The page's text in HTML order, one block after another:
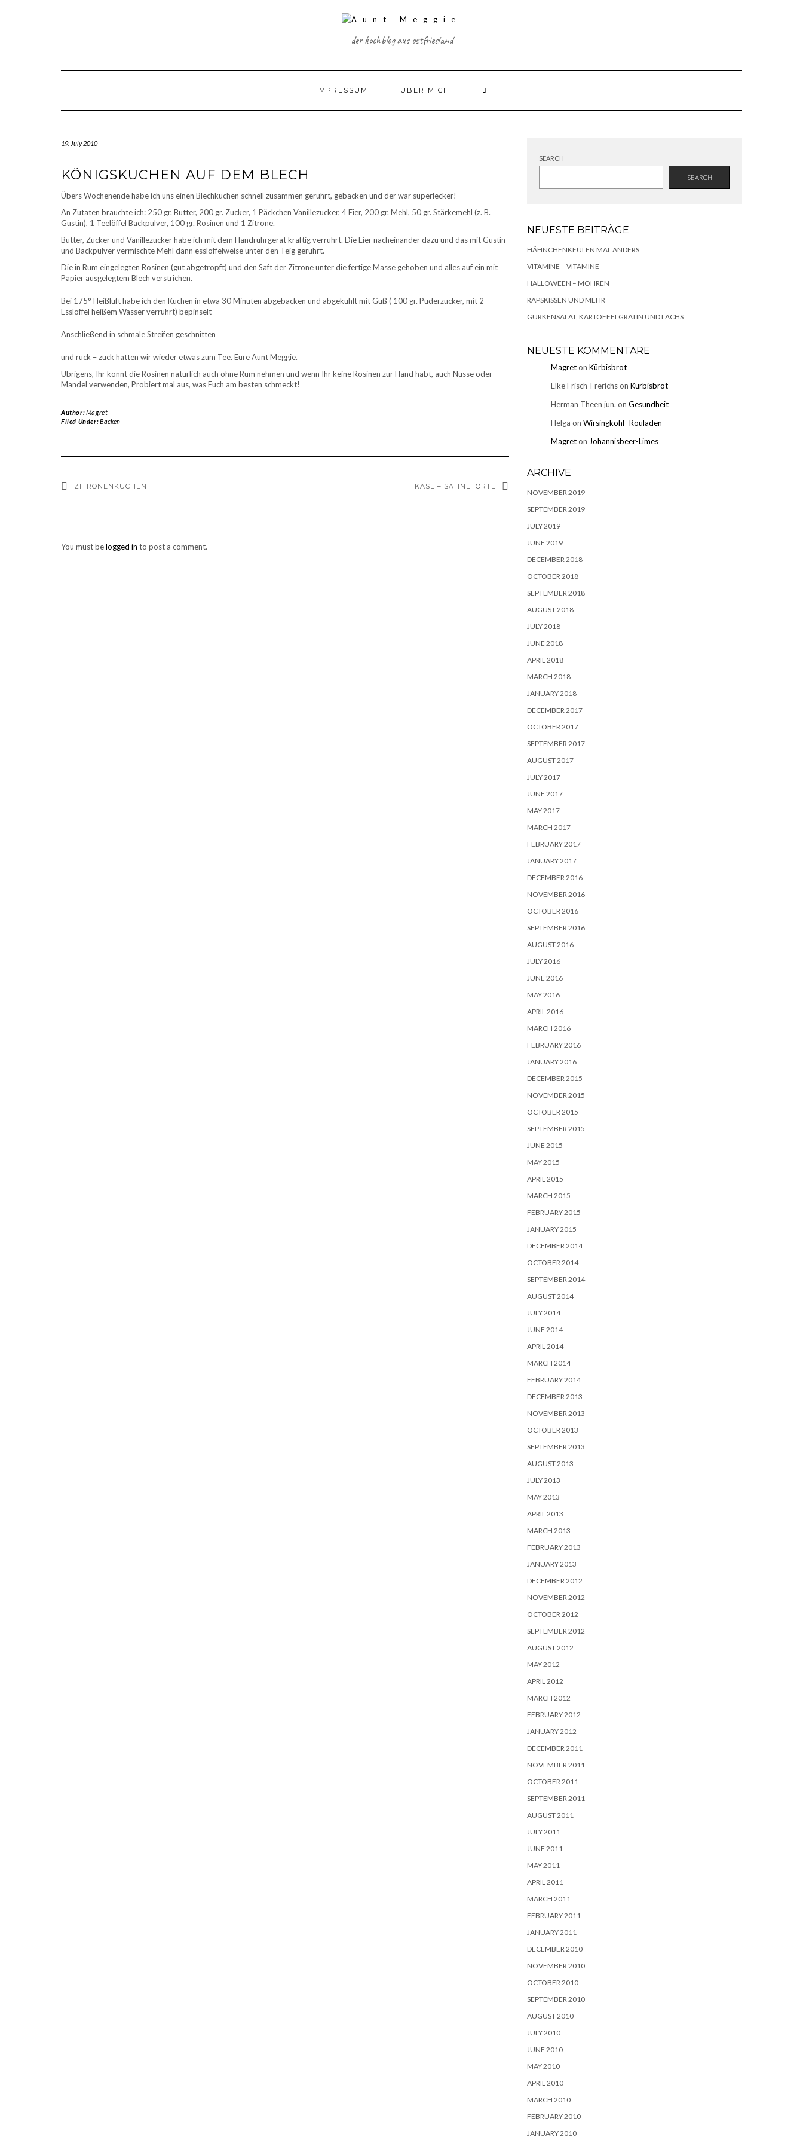
der kochblog aus ostfriesland
IMPRESSUM ÜBER MICH
19. July 2010
KÖNIGSKUCHEN AUF DEM BLECH
Übers Wochenende habe ich uns einen Blechkuchen schnell zusammen gerührt, gebacken und der war superlecker!
An Zutaten brauchte ich: 250 gr. Butter, 200 gr. Zucker, 1 Päckchen Vanillezucker, 4 Eier, 200 gr. Mehl, 50 gr. Stärkemehl (z. B.
Gustin), 1 Teelöffel Backpulver, 100 gr. Rosinen und 1 Zitrone.
Butter, Zucker und Vanillezucker habe ich mit dem Handrührgerät kräftig verrührt. Die Eier nacheinander dazu und das mit Gustin
und Backpulver vermischte Mehl dann esslöffelweise unter den Teig gerührt.
Die in Rum eingelegten Rosinen (gut abgetropft) und den Saft der Zitrone unter die fertige Masse gehoben und alles auf ein mit
Papier ausgelegtem Blech verstrichen.
Bei 175° Heißluft habe ich den Kuchen in etwa 30 Minuten abgebacken und abgekühlt mit Guß ( 100 gr. Puderzucker, mit 2
Esslöffel heißem Wasser verrührt) bepinselt
Anschließend in schmale Streifen geschnitten
und ruck – zuck hatten wir wieder etwas zum Tee. Eure Aunt Meggie.
Übrigens, Ihr könnt die Rosinen natürlich auch ohne Rum nehmen und wenn Ihr keine Rosinen zur Hand habt, auch Nüsse oder
Mandel verwenden, Probiert mal aus, was Euch am besten schmeckt!
Author:Magret
Filed Under:Backen
ZITRONENKUCHEN KÄSE – SAHNETORTE
You must belogged in to post a comment.
SEARCH
SEARCH
NEUESTE BEITRÄGE
HÄHNCHENKEULEN MAL ANDERS
VITAMINE – VITAMINE
HALLOWEEN – MÖHREN
RAPSKISSEN UND MEHR
GURKENSALAT, KARTOFFELGRATIN UND LACHS
NEUESTE KOMMENTARE
Magreton Kürbisbrot
Elke Frisch-Frerichson Kürbisbrot
Herman Theen jun. on Gesundheit
Helga on Wirsingkohl- Rouladen
Magreton Johannisbeer-Limes
ARCHIVE
NOVEMBER 2019
SEPTEMBER 2019
JULY 2019
JUNE 2019
DECEMBER 2018
OCTOBER 2018
SEPTEMBER 2018
AUGUST 2018
JULY 2018
JUNE 2018
APRIL 2018
MARCH 2018
JANUARY 2018
DECEMBER 2017
OCTOBER 2017
SEPTEMBER 2017
AUGUST 2017
JULY 2017
JUNE 2017
MAY 2017
MARCH 2017
FEBRUARY 2017
JANUARY 2017
DECEMBER 2016
NOVEMBER 2016
OCTOBER 2016
SEPTEMBER 2016
AUGUST 2016
JULY 2016
JUNE 2016
MAY 2016
APRIL 2016
MARCH 2016
FEBRUARY 2016
JANUARY 2016
DECEMBER 2015
NOVEMBER 2015
OCTOBER 2015
SEPTEMBER 2015
JUNE 2015
MAY 2015
APRIL 2015
MARCH 2015
FEBRUARY 2015
JANUARY 2015
DECEMBER 2014
OCTOBER 2014
SEPTEMBER 2014
AUGUST 2014
JULY 2014
JUNE 2014
APRIL 2014
MARCH 2014
FEBRUARY 2014
DECEMBER 2013
NOVEMBER 2013
OCTOBER 2013
SEPTEMBER 2013
AUGUST 2013
JULY 2013
MAY 2013
APRIL 2013
MARCH 2013
FEBRUARY 2013
JANUARY 2013
DECEMBER 2012
NOVEMBER 2012
OCTOBER 2012
SEPTEMBER 2012
AUGUST 2012
MAY 2012
APRIL 2012
MARCH 2012
FEBRUARY 2012
JANUARY 2012
DECEMBER 2011
NOVEMBER 2011
OCTOBER 2011
SEPTEMBER 2011
AUGUST 2011
JULY 2011
JUNE 2011
MAY 2011
APRIL 2011
MARCH 2011
FEBRUARY 2011
JANUARY 2011
DECEMBER 2010
NOVEMBER 2010
OCTOBER 2010
SEPTEMBER 2010
AUGUST 2010
JULY 2010
JUNE 2010
MAY 2010
APRIL 2010
MARCH 2010
FEBRUARY 2010
JANUARY 2010